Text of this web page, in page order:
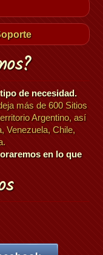
de necesidad.
más de 600 Sitios
Argentino, así
Venezuela, Chile,
en lo que